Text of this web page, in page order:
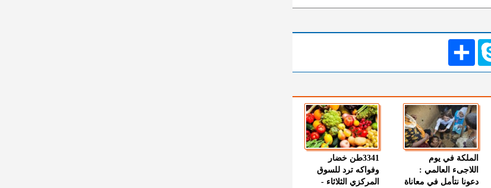
انشر
الملكة في يوم
اللاجىء العالمي :
دعونا نتأمل في معاناة
3341طن خضار
وفواكه ترد للسوق
المركزي الثلاثاء -